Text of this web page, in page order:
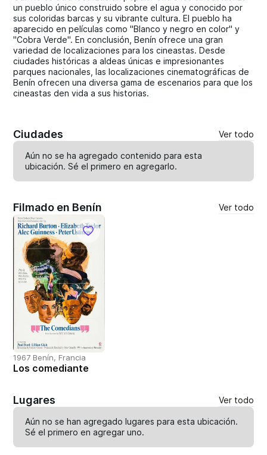
un pueblo único construido sobre el agua y conocido por
sus coloridas barcas y su vibrante cultura. El pueblo ha
aparecido en películas como "Blanco y negro en color" y
"Cobra Verde". En conclusión, Benín ofrece una gran
variedad de localizaciones para los cineastas. Desde
ciudades históricas a aldeas únicas e impresionantes
parques nacionales, las localizaciones cinematográficas de
Benín ofrecen una diversa gama de escenarios para que los
cineastas den vida a sus historias.
Ciudades Ver todo
Aún no se ha agregado contenido para esta
ubicación. Sé el primero enagregarlo.
Filmado en Benín Ver todo
1967 Benín, Francia
Los comediante
Lugares Ver todo
Aún no se han agregado lugares para esta ubicación.
Sé el primero enagregar uno.